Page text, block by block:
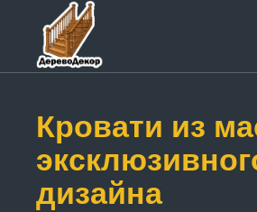
Кровати из
дизайна